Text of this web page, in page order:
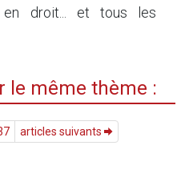
en droit... et tous les
le même thème :
articles suivants